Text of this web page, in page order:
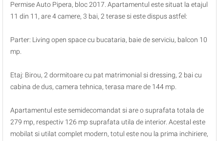
Permise Auto Pipera, bloc 2017. Apartamentul este situat la etajul
11 din 11, are 4 camere, 3 bai, 2 terase si este dispus astfel:
Parter: Living open space cu bucataria, baie de serviciu, balcon 10
mp.
Etaj: Birou, 2 dormitoare cu pat matrimonial si dressing, 2 bai cu
cabina de dus, camera tehnica, terasa mare de 144 mp.
Apartamentul este semidecomandat si are o suprafata totala de
279 mp, respectiv 126 mp suprafata utila de interior. Acestal este
mobilat si utilat complet modern, totul este nou la prima inchiriere,